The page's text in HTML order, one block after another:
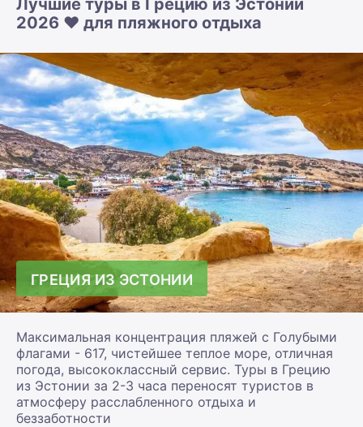
2026 ❤️ для пляжного отдыха
ГРЕЦИЯ ИЗ ЭСТОНИИ
Максимальная концентрация пляжей с Голубыми
флагами - 617, чистейшее теплое море, отличная
погода, высококлассный сервис. Туры в Грецию
из Эстонии за 2-3 часа переносят туристов в
атмосферу расслабленного отдыха и
беззаботности